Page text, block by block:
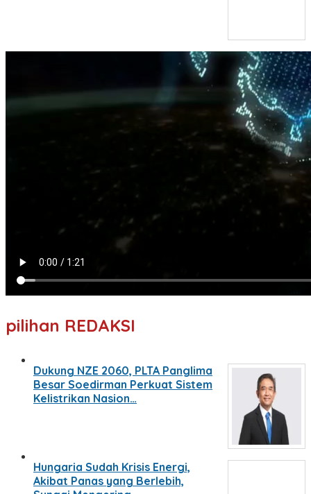
pilihan REDAKSI
Dukung NZE 2060, PLTA Panglima
Besar Soedirman Perkuat Sistem
Kelistrikan Nasion…
Hungaria Sudah Krisis Energi,
Akibat Panas yang Berlebih,